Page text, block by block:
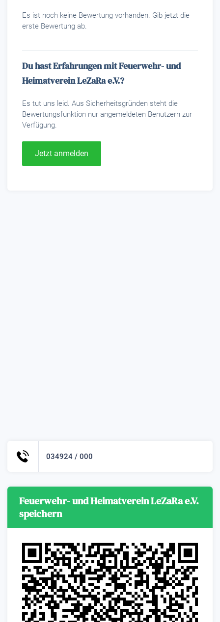
Es ist noch keine Bewertung vorhanden. Gib jetzt die
erste Bewertung ab.
Du hast Erfahrungen mit Feuerwehr- und
Heimatverein LeZaRa e.V.?
Es tut uns leid. Aus Sicherheitsgründen steht die
Bewertungsfunktion nur angemeldeten Benutzern zur
Verfügung.
Jetzt anmelden
034924 / 000
Feuerwehr- und Heimatverein LeZaRa e.V.
speichern